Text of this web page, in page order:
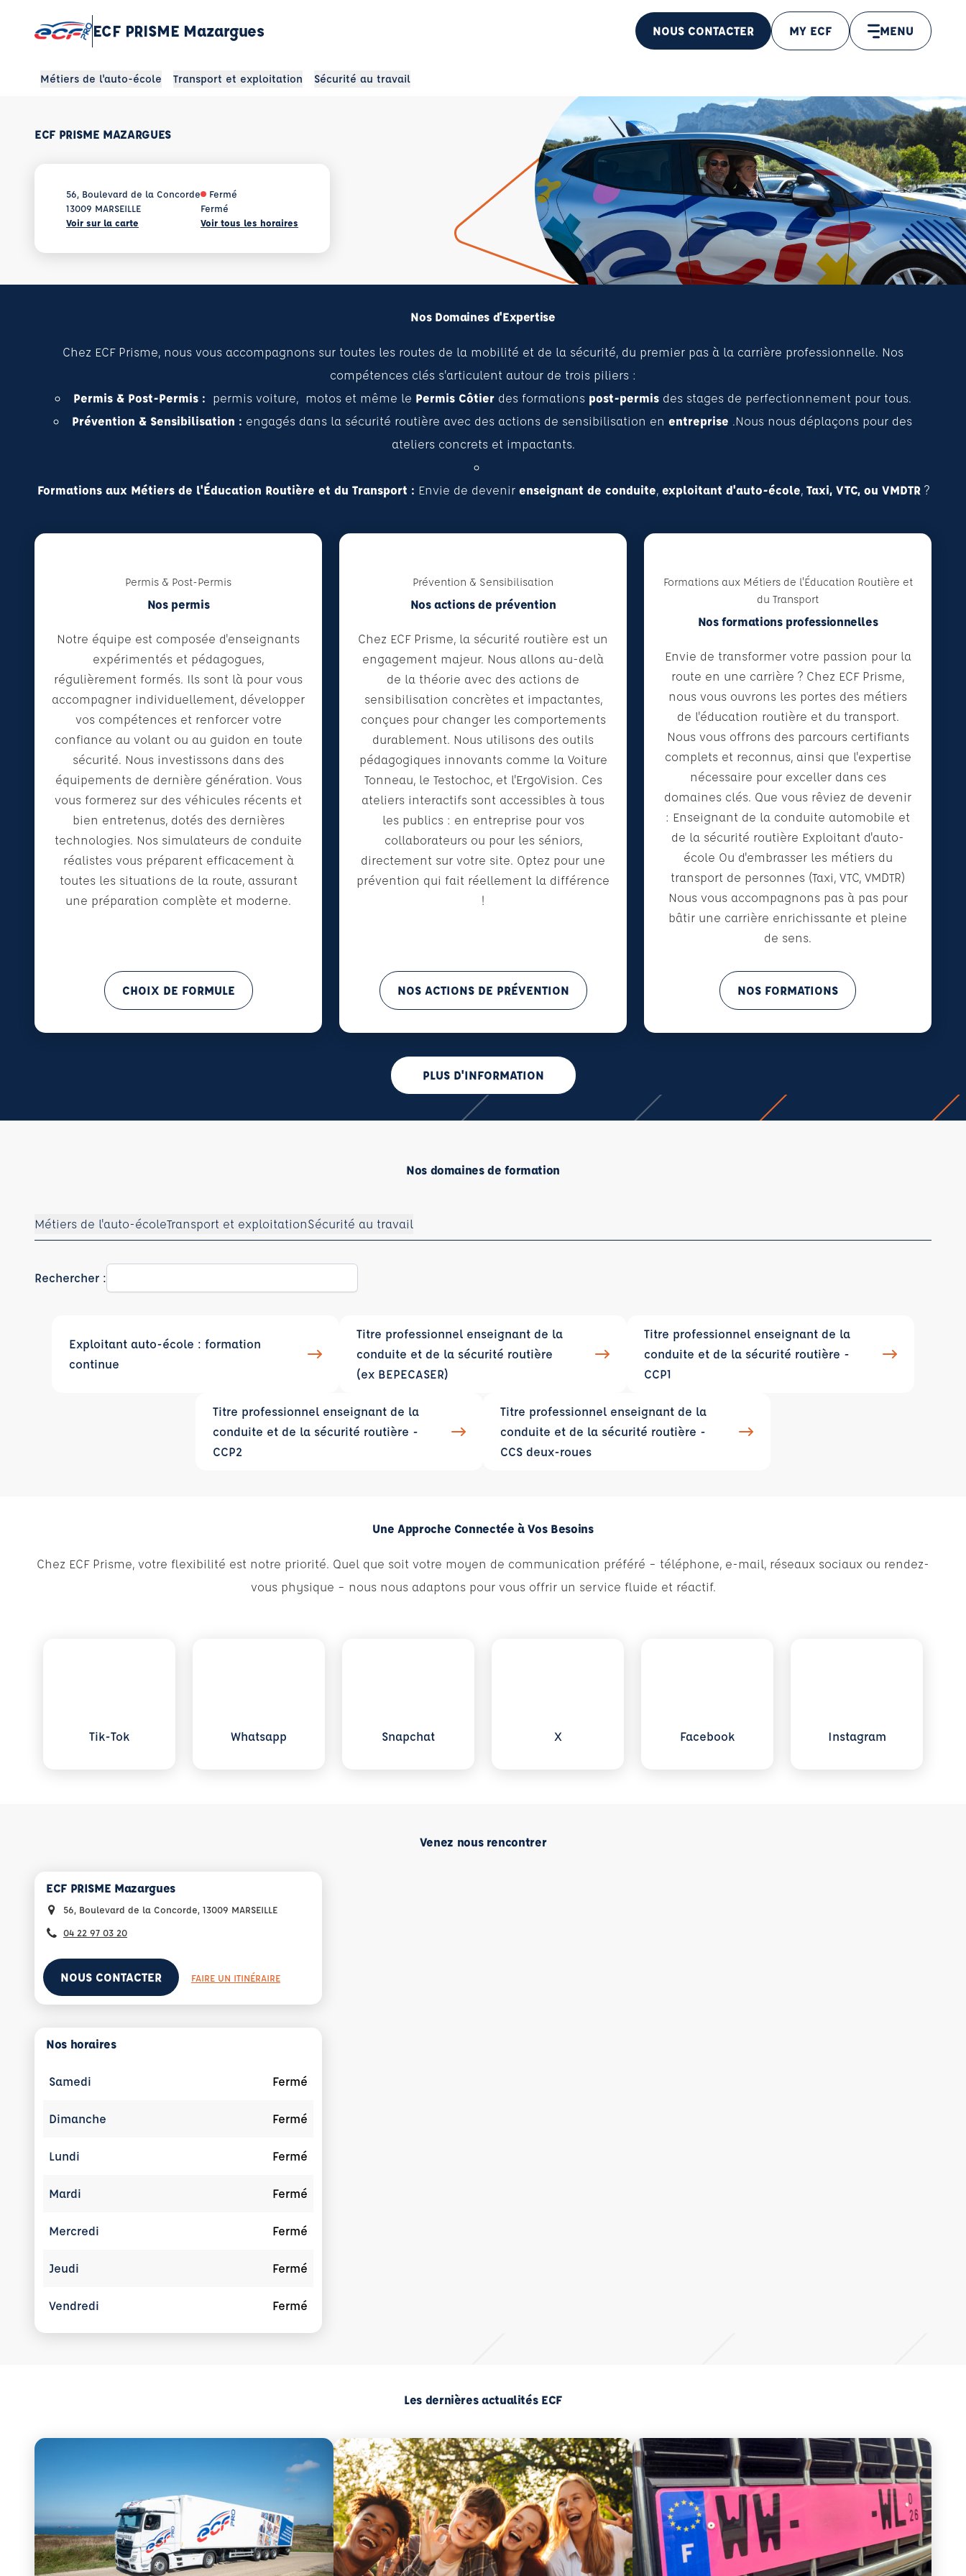
ECF PRISME Mazargues NOUS CONTACTER MY ECF MENU
Métiers de l'auto-école Transport et exploitation Sécurité au travail
ECF PRISME MAZARGUES
56, Boulevard de la Concorde
13009 MARSEILLE
Voir sur la carte
Fermé
Fermé
Voir tous les horaires
Nos Domaines d'Expertise
Chez ECF Prisme, nous vous accompagnons sur toutes les routes de la mobilité et de la sécurité, du premier pas à la carrière professionnelle. Nos
compétences clés s'articulent autour de trois piliers :
Permis & Post-Permis : permis voiture, motos et même le Permis Côtier des formations post-permis des stages de perfectionnement pour tous.
Prévention & Sensibilisation : engagés dans la sécurité routière avec des actions de sensibilisation en entreprise .Nous nous déplaçons pour des
ateliers concrets et impactants.
Formations aux Métiers de l'Éducation Routière et du Transport : Envie de devenir enseignant de conduite, exploitant d'auto-école, Taxi, VTC, ou VMDTR?
Permis & Post-Permis
Nos permis
Notre équipe est composée d'enseignants
expérimentés et pédagogues,
régulièrement formés. Ils sont là pour vous
accompagner individuellement, développer
vos compétences et renforcer votre
confiance au volant ou au guidon en toute
sécurité. Nous investissons dans des
équipements de dernière génération. Vous
vous formerez sur des véhicules récents et
bien entretenus, dotés des dernières
technologies. Nos simulateurs de conduite
réalistes vous préparent efficacement à
toutes les situations de la route, assurant
une préparation complète et moderne.
CHOIX DE FORMULE
Prévention & Sensibilisation
Nos actions de prévention
Chez ECF Prisme, la sécurité routière est un
engagement majeur. Nous allons au-delà
de la théorie avec des actions de
sensibilisation concrètes et impactantes,
conçues pour changer les comportements
durablement. Nous utilisons des outils
pédagogiques innovants comme la Voiture
Tonneau, le Testochoc, et l'ErgoVision. Ces
ateliers interactifs sont accessibles à tous
les publics : en entreprise pour vos
collaborateurs ou pour les séniors,
directement sur votre site. Optez pour une
prévention qui fait réellement la différence
!
NOS ACTIONS DE PRÉVENTION
Formations aux Métiers de l'Éducation Routière et
du Transport
Nos formations professionnelles
Envie de transformer votre passion pour la
route en une carrière ? Chez ECF Prisme,
nous vous ouvrons les portes des métiers
de l'éducation routière et du transport.
Nous vous offrons des parcours certifiants
complets et reconnus, ainsi que l'expertise
nécessaire pour exceller dans ces
domaines clés. Que vous rêviez de devenir
: Enseignant de la conduite automobile et
de la sécurité routière Exploitant d'auto-
école Ou d'embrasser les métiers du
transport de personnes (Taxi, VTC, VMDTR)
Nous vous accompagnons pas à pas pour
bâtir une carrière enrichissante et pleine
de sens.
NOS FORMATIONS
PLUS D'INFORMATION
Nos domaines de formation
Métiers de l'auto-écoleTransport et exploitationSécurité au travail
Rechercher :
Exploitant auto-école : formation
continue
Titre professionnel enseignant de la
conduite et de la sécurité routière
(ex BEPECASER)
Titre professionnel enseignant de la
conduite et de la sécurité routière -
CCP1
Titre professionnel enseignant de la
conduite et de la sécurité routière -
CCP2
Titre professionnel enseignant de la
conduite et de la sécurité routière -
CCS deux-roues
Une Approche Connectée à Vos Besoins
Chez ECF Prisme, votre flexibilité est notre priorité. Quel que soit votre moyen de communication préféré – téléphone, e-mail, réseaux sociaux ou rendez-
vous physique – nous nous adaptons pour vous offrir un service fluide et réactif.
Tik-Tok Whatsapp Snapchat X Facebook Instagram
Venez nous rencontrer
ECF PRISME Mazargues
56, Boulevard de la Concorde, 13009 MARSEILLE
04 22 97 03 20
NOUS CONTACTER FAIRE UN ITINÉRAIRE
Nos horaires
Samedi Fermé
Dimanche Fermé
Lundi Fermé
Mardi Fermé
Mercredi Fermé
Jeudi Fermé
Vendredi Fermé
Les dernières actualités ECF